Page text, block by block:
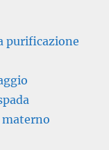
purificazione
materno